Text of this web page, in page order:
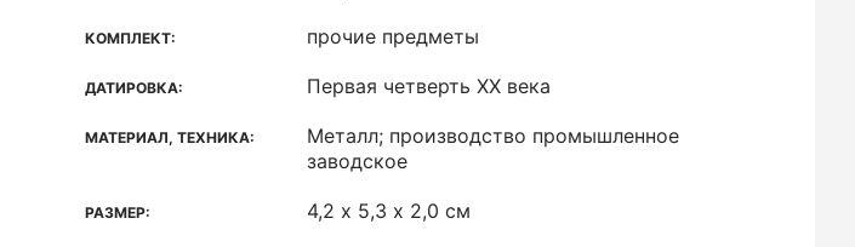
КОМПЛЕКТ: прочие предметы
ДАТИРОВКА: Первая четверть XX века
МАТЕРИАЛ, ТЕХНИКА:
Металл; производство промышленное
заводское
РАЗМЕР: 4,2 х 5,3 х 2,0 см